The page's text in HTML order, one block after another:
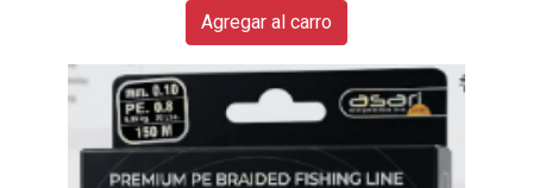
Agregar al carro